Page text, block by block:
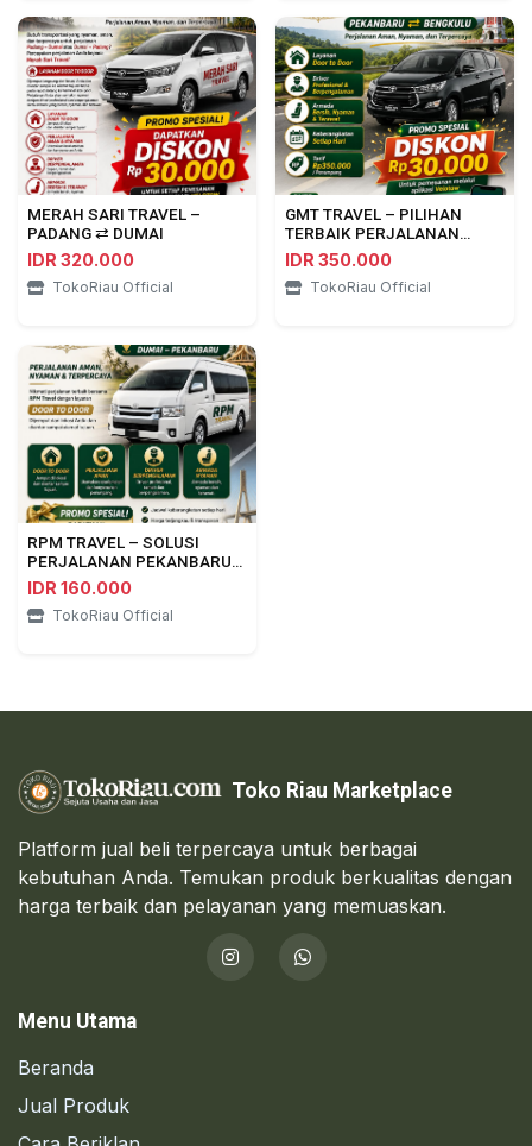
MERAH SARI TRAVEL –
PADANG ⇄ DUMAI
IDR 320.000
TokoRiau Official
GMT TRAVEL – PILIHAN
TERBAIK PERJALANAN
PEKANBARU ⇄ BENGKULU
IDR 350.000
TokoRiau Official
RPM TRAVEL – SOLUSI
PERJALANAN PEKANBARU
⇄ DUMAI
IDR 160.000
TokoRiau Official
Toko Riau Marketplace
Platform jual beli terpercaya untuk berbagai
kebutuhan Anda. Temukan produk berkualitas dengan
harga terbaik dan pelayanan yang memuaskan.
Menu Utama
Beranda
Jual Produk